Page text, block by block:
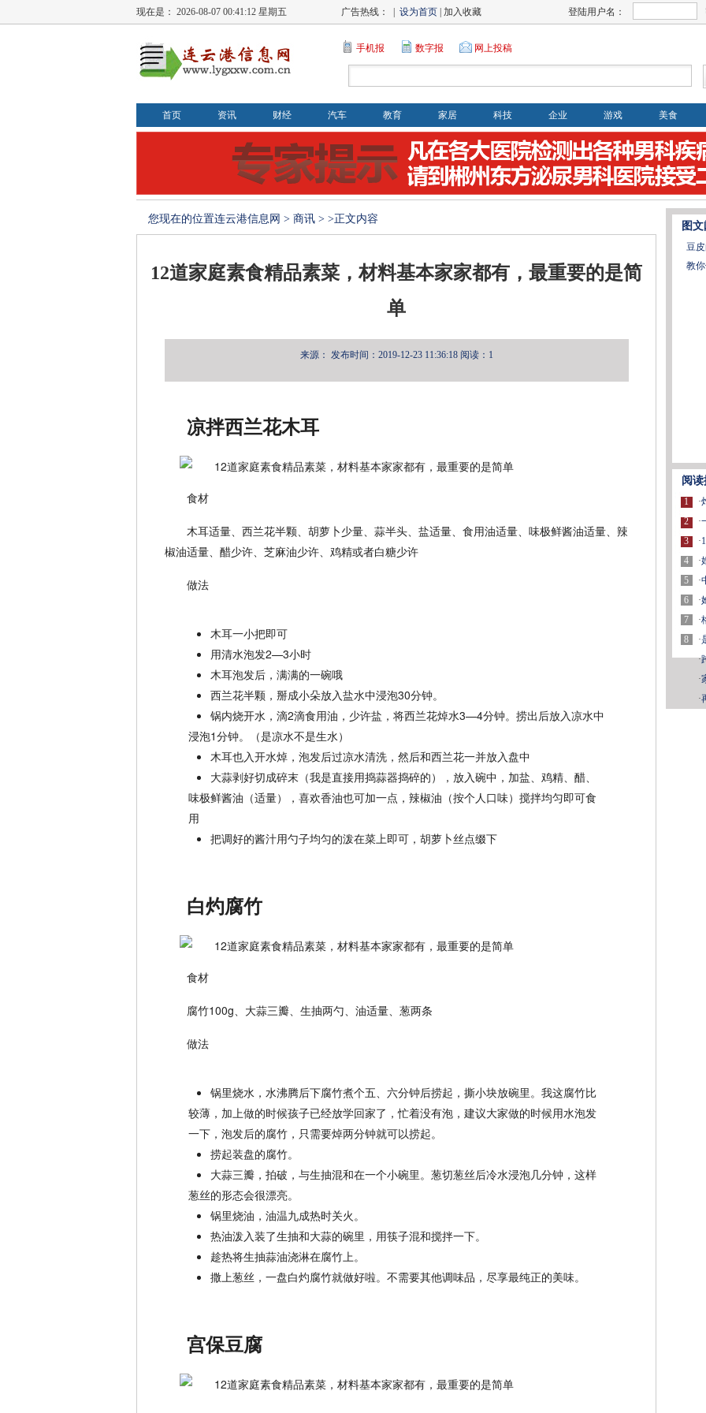
现在是： 2026-08-07 00:41:12 星期五 广告热线： | 设为首页 | 加入收藏 登陆用户名：
手机报 数字报 网上投稿
首页 资讯 财经 汽车 教育 家居 科技 企业 游戏 美食
您现在的位置连云港信息网 > 商讯 > >正文内容
12道家庭素食精品素菜，材料基本家家都有，最重要的是简
单
来源： 发布时间：2019-12-23 11:36:18 阅读：1
凉拌西兰花木耳
食材
木耳适量、西兰花半颗、胡萝卜少量、蒜半头、盐适量、食用油适量、味极鲜酱油适量、辣
椒油适量、醋少许、芝麻油少许、鸡精或者白糖少许
做法
木耳一小把即可
用清水泡发2—3小时
木耳泡发后，满满的一碗哦
西兰花半颗，掰成小朵放入盐水中浸泡30分钟。
锅内烧开水，滴2滴食用油，少许盐，将西兰花焯水3—4分钟。捞出后放入凉水中
浸泡1分钟。（是凉水不是生水）
木耳也入开水焯，泡发后过凉水清洗，然后和西兰花一并放入盘中
大蒜剥好切成碎末（我是直接用捣蒜器捣碎的），放入碗中，加盐、鸡精、醋、
味极鲜酱油（适量），喜欢香油也可加一点，辣椒油（按个人口味）搅拌均匀即可食
用
把调好的酱汁用勺子均匀的泼在菜上即可，胡萝卜丝点缀下
白灼腐竹
食材
腐竹100g、大蒜三瓣、生抽两勺、油适量、葱两条
做法
锅里烧水，水沸腾后下腐竹煮个五、六分钟后捞起，撕小块放碗里。我这腐竹比
较薄，加上做的时候孩子已经放学回家了，忙着没有泡，建议大家做的时候用水泡发
一下，泡发后的腐竹，只需要焯两分钟就可以捞起。
捞起装盘的腐竹。
大蒜三瓣，拍破，与生抽混和在一个小碗里。葱切葱丝后冷水浸泡几分钟，这样
葱丝的形态会很漂亮。
锅里烧油，油温九成热时关火。
热油泼入装了生抽和大蒜的碗里，用筷子混和搅拌一下。
趁热将生抽蒜油浇淋在腐竹上。
撒上葱丝，一盘白灼腐竹就做好啦。不需要其他调味品，尽享最纯正的美味。
宫保豆腐
图
豆
教
阅
1
2
3
4
5
6
7
8
·
·
·
·
·
·
·
·
·
·
·